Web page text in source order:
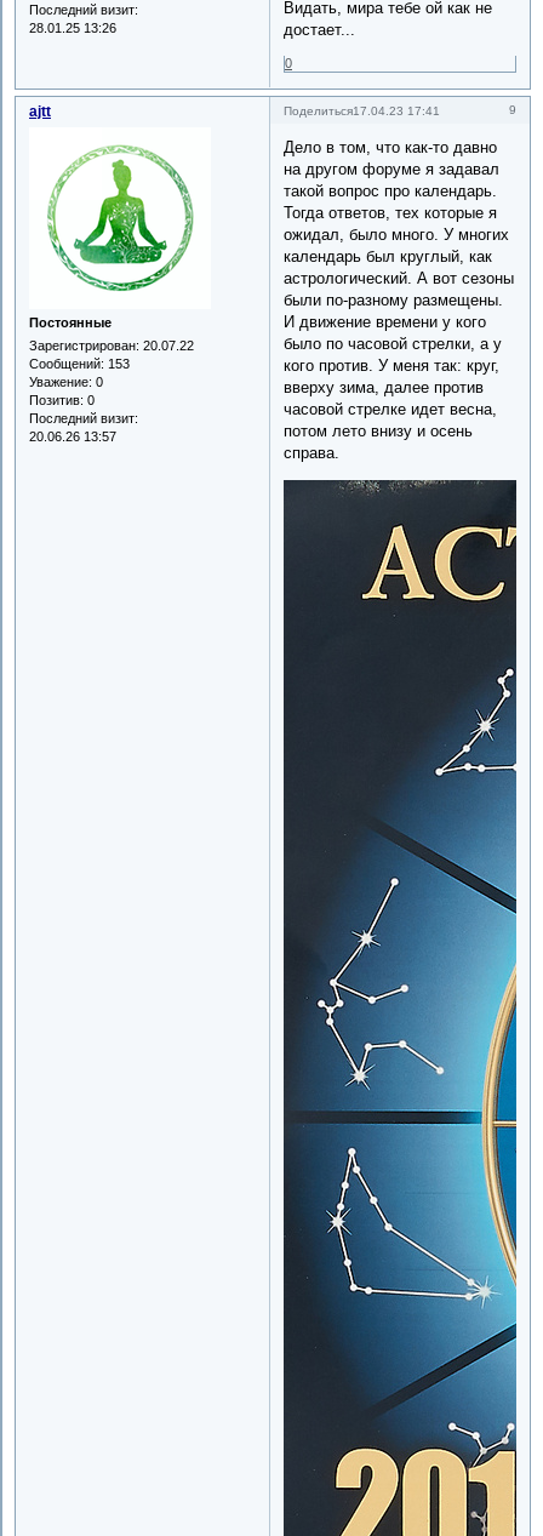
Последний визит:
28.01.25 13:26
Видать, мира тебе ой как не
достает...
0
Поделиться 9
17.04.23 17:41
ajtt
Постоянные
Зарегистрирован: 20.07.22
Сообщений: 153
Уважение: 0
Позитив: 0
Последний визит:
20.06.26 13:57
Дело в том, что как-то давно
на другом форуме я задавал
такой вопрос про календарь.
Тогда ответов, тех которые я
ожидал, было много. У многих
календарь был круглый, как
астрологический. А вот сезоны
были по-разному размещены.
И движение времени у кого
было по часовой стрелки, а у
кого против. У меня так: круг,
вверху зима, далее против
часовой стрелке идет весна,
потом лето внизу и осень
справа.